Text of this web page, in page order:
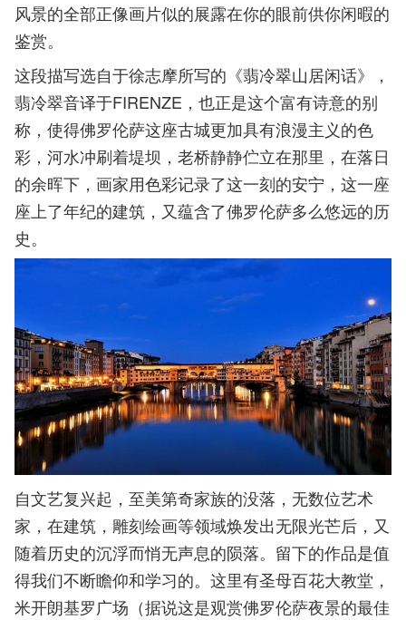
风景的全部正像画片似的展露在你的眼前供你闲暇的
鉴赏。
这段描写选自于徐志摩所写的《翡冷翠山居闲话》，
翡冷翠音译于FIRENZE，也正是这个富有诗意的别
称，使得佛罗伦萨这座古城更加具有浪漫主义的色
彩，河水冲刷着堤坝，老桥静静伫立在那里，在落日
的余晖下，画家用色彩记录了这一刻的安宁，这一座
座上了年纪的建筑，又蕴含了佛罗伦萨多么悠远的历
史。
自文艺复兴起，至美第奇家族的没落，无数位艺术
家，在建筑，雕刻绘画等领域焕发出无限光芒后，又
随着历史的沉浮而悄无声息的陨落。留下的作品是值
得我们不断瞻仰和学习的。这里有圣母百花大教堂，
米开朗基罗广场（据说这是观赏佛罗伦萨夜景的最佳